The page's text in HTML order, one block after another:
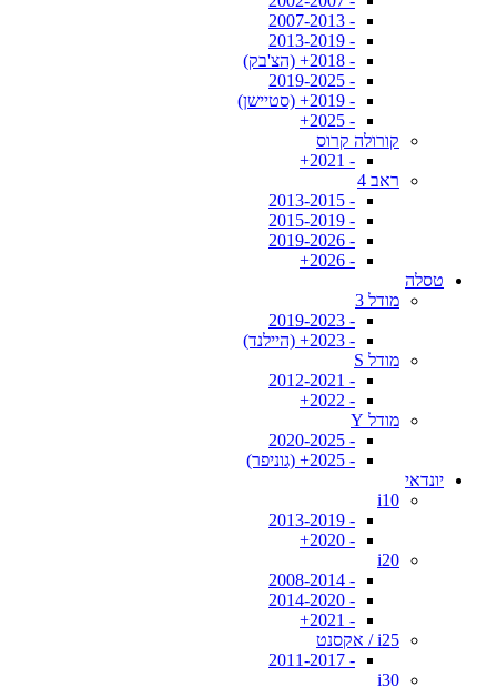
- 2007-2013
- 2013-2019
- 2018+ (הצ'בק)
- 2019-2025
- 2019+ (סטיישן)
- 2025+
קורולה קרוס
- 2021+
ראב 4
- 2013-2015
- 2015-2019
- 2019-2026
- 2026+
טסלה
מודל 3
- 2019-2023
- 2023+ (היילנד)
מודל S
- 2012-2021
- 2022+
מודל Y
- 2020-2025
- 2025+ (גוניפר)
יונדאי
i10
- 2013-2019
- 2020+
i20
- 2008-2014
- 2014-2020
- 2021+
i25 / אקסנט
- 2011-2017
i30